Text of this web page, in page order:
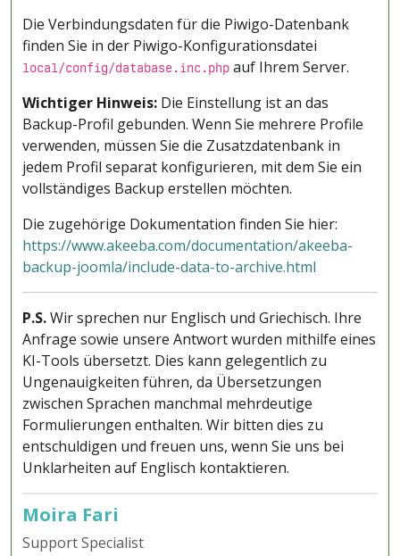
Die Verbindungsdaten für die Piwigo-Datenbank
finden Sie in der Piwigo-Konfigurationsdatei
local/config/database.inc.php auf Ihrem Server.
Wichtiger Hinweis: Die Einstellung ist an das
Backup-Profil gebunden. Wenn Sie mehrere Profile
verwenden, müssen Sie die Zusatzdatenbank in
jedem Profil separat konfigurieren, mit dem Sie ein
vollständiges Backup erstellen möchten.
Die zugehörige Dokumentation finden Sie hier:
https://www.akeeba.com/documentation/akeeba-
backup-joomla/include-data-to-archive.html
P.S.Wir sprechen nur Englisch und Griechisch. Ihre
Anfrage sowie unsere Antwort wurden mithilfe eines
KI-Tools übersetzt. Dies kann gelegentlich zu
Ungenauigkeiten führen, da Übersetzungen
zwischen Sprachen manchmal mehrdeutige
Formulierungen enthalten. Wir bitten dies zu
entschuldigen und freuen uns, wenn Sie uns bei
Unklarheiten auf Englisch kontaktieren.
Moira Fari
Support Specialist